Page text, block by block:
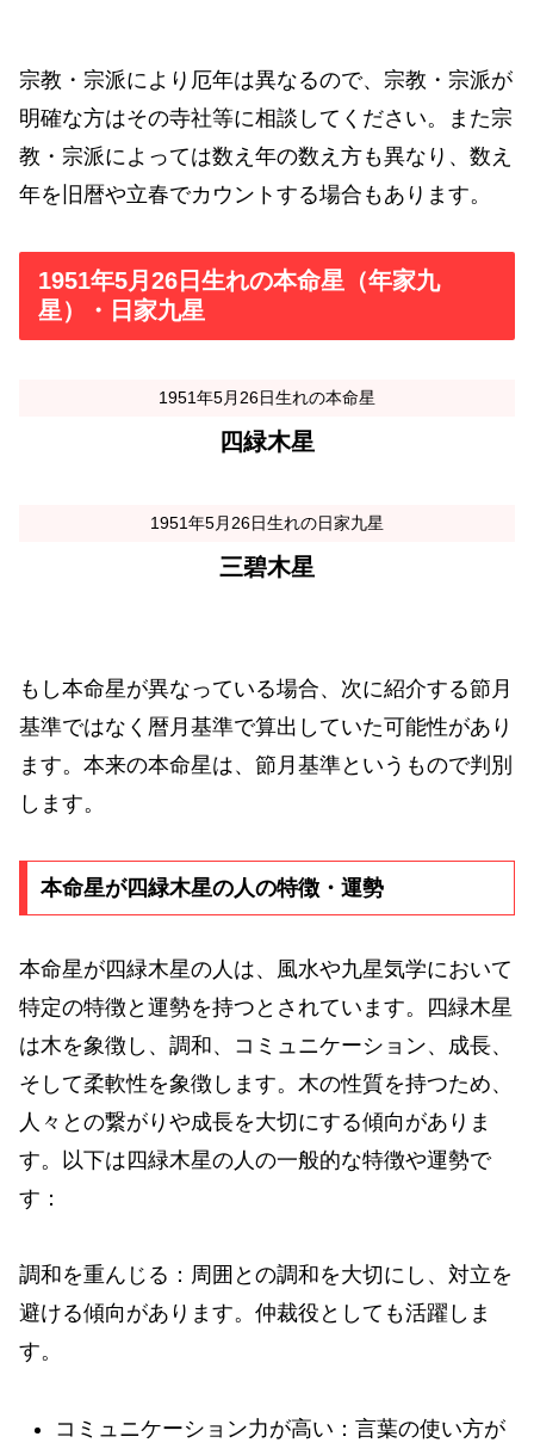
宗教・宗派により厄年は異なるので、宗教・宗派が
明確な方はその寺社等に相談してください。また宗
教・宗派によっては数え年の数え方も異なり、数え
年を旧暦や立春でカウントする場合もあります。
1951年5月26日生れの本命星（年家九
星）・日家九星
1951年5月26日生れの本命星
四緑木星
1951年5月26日生れの日家九星
三碧木星
もし本命星が異なっている場合、次に紹介する節月
基準ではなく暦月基準で算出していた可能性があり
ます。本来の本命星は、節月基準というもので判別
します。
本命星が四緑木星の人の特徴・運勢
本命星が四緑木星の人は、風水や九星気学において
特定の特徴と運勢を持つとされています。四緑木星
は木を象徴し、調和、コミュニケーション、成長、
そして柔軟性を象徴します。木の性質を持つため、
人々との繋がりや成長を大切にする傾向がありま
す。以下は四緑木星の人の一般的な特徴や運勢で
す：
調和を重んじる：周囲との調和を大切にし、対立を
避ける傾向があります。仲裁役としても活躍しま
す。
コミュニケーション力が高い：言葉の使い方が